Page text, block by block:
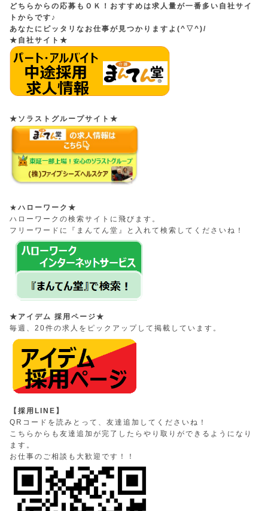
どちらからの応募もＯＫ！おすすめは求人量が一番多い自社サイ
トからです♪
あなたにピッタリなお仕事が見つかりますよ(^▽^)/
★自社サイト★
★ソラストグループサイト★
★ ハローワーク★
ハローワークの検索サイトに飛びます。
フリーワードに『まんてん堂』と入れて検索してくださいね！
★アイデム 採用ページ★
毎週、20件の求人をピックアップして掲載しています。
【採用LINE】
QRコードを読みとって、友達追加してくださいね！
こちらからも友達追加が完了したらやり取りができるようになり
ます。
お仕事のご相談も大歓迎です！！